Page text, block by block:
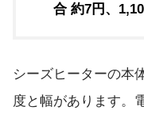
合 約7円、
シーズヒーターの本
度と幅があります。